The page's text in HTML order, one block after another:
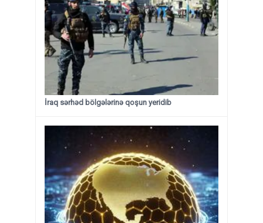
İraq sərhəd bölgələrinə qoşun yeridib